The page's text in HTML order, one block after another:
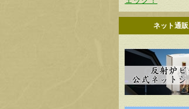
ネット通販